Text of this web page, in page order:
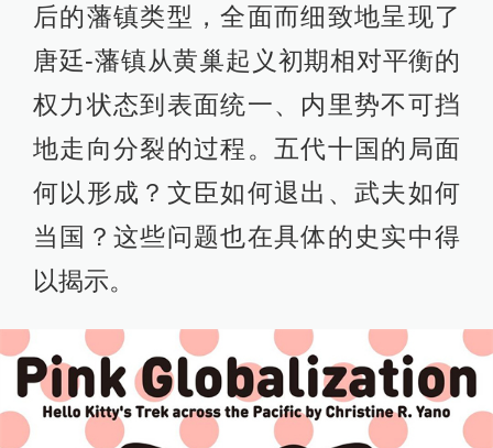
后的藩镇类型，全面而细致地呈现了
唐廷-藩镇从黄巢起义初期相对平衡的
权力状态到表面统一、内里势不可挡
地走向分裂的过程。五代十国的局面
何以形成？文臣如何退出、武夫如何
当国？这些问题也在具体的史实中得
以揭示。